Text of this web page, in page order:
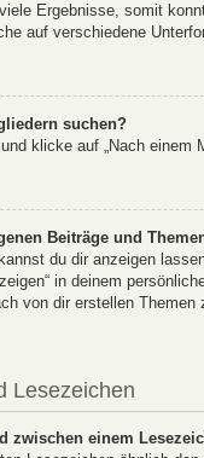
Ergebnisse, somit
auf verschiedene
suchen?
klicke auf „Nach einem
Beiträge und
du dir anzeigen
in deinem
von dir erstellen
Lesezeichen
zwischen einem